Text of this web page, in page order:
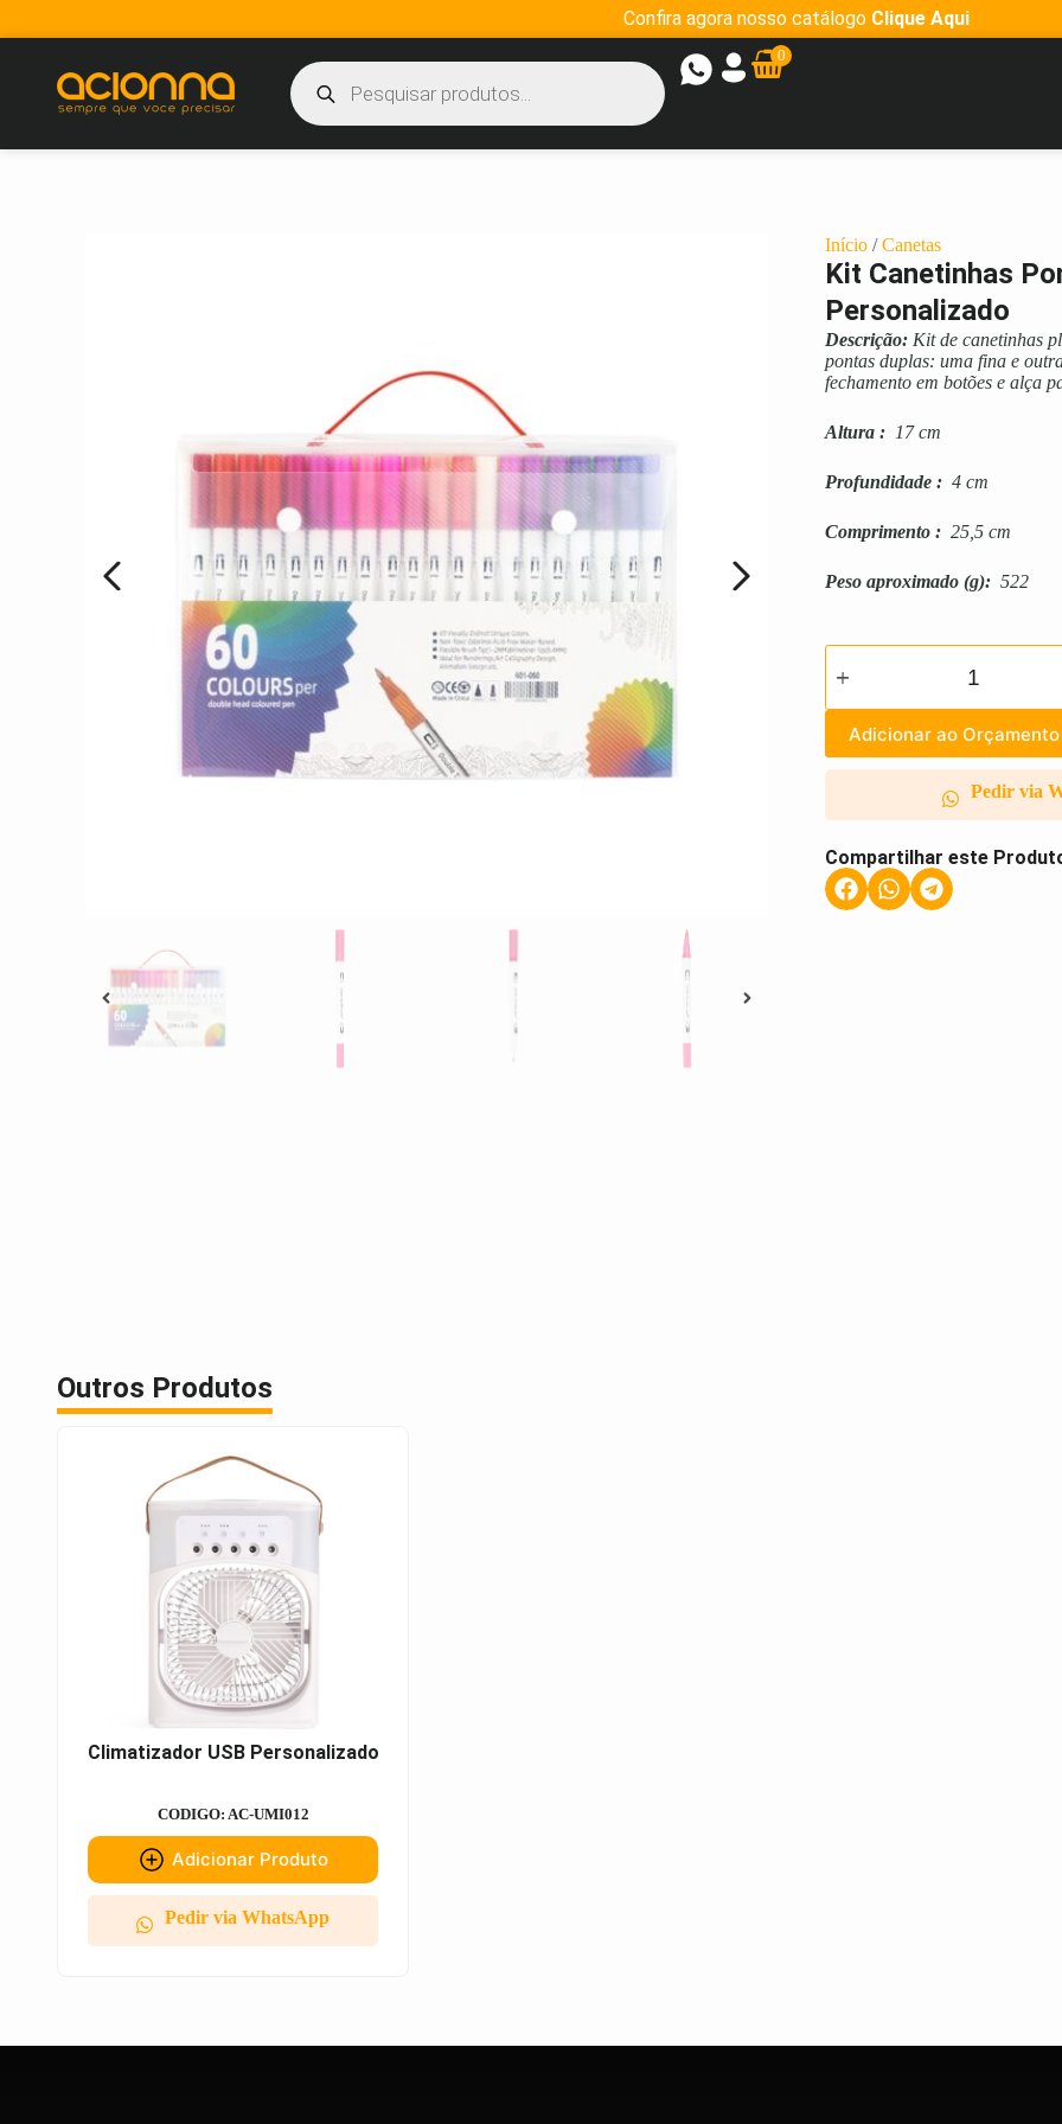
Confira agora nosso catálogo Clique Aqui
0
Início /Canetas
Kit Canetinhas
Personalizado
Descrição: Kit de canetinhas
pontas duplas: uma fina e
fechamento em botões e alça
Altura : 17 cm
Profundidade : 4 cm
Comprimento : 25,5 cm
Peso aproximado (g): 522
Adicionar ao Orçamento
Pedir via
Compartilhar este
Outros Produtos
Climatizador USB Personalizado
CODIGO: AC-UMI012
Adicionar Produto
Pedir via WhatsApp